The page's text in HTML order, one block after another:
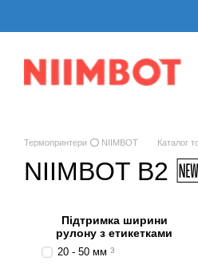
Термопринтери ⭕ NIIMBOT Каталог
NIIMBOT B2 🆕
Підтримка ширини
рулону з етикетками
20 - 50 мм 3